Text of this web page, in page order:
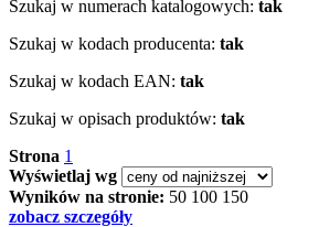
Szukaj w numerach katalogowych: tak
Szukaj w kodach producenta: tak
Szukaj w kodach EAN: tak
Szukaj w opisach produktów: tak
Strona 1
Wyświetlaj wg
Wyników na stronie: 50 100 150
zobacz szczegóły